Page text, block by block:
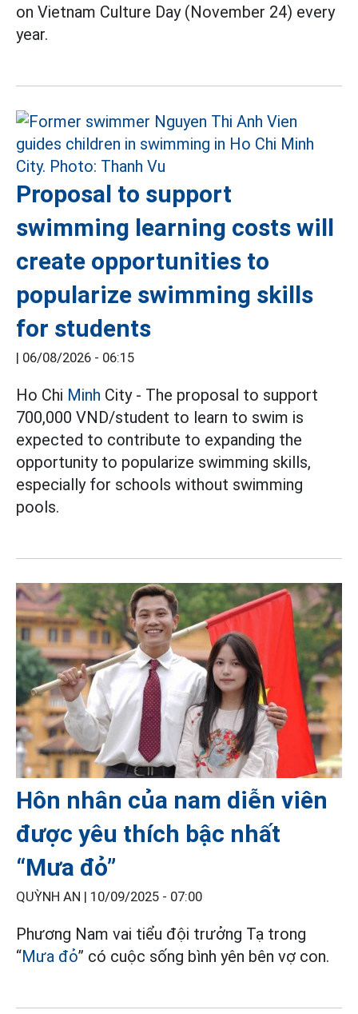
on Vietnam Culture Day (November 24) every
year.
Proposal to support
swimming learning costs will
create opportunities to
popularize swimming skills
for students
| 06/08/2026 - 06:15
Ho Chi Minh City - The proposal to support
700,000 VND/student to learn to swim is
expected to contribute to expanding the
opportunity to popularize swimming skills,
especially for schools without swimming
pools.
Hôn nhân của nam diễn viên
được yêu thích bậc nhất
“Mưa đỏ”
QUỲNH AN | 10/09/2025 - 07:00
Phương Nam vai tiểu đội trưởng Tạ trong
“Mưa đỏ” có cuộc sống bình yên bên vợ con.